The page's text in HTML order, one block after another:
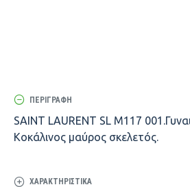
ΠΕΡΙΓΡΑΦΉ
SAINT LAURENT SL M117
Κοκάλινος μαύρος σκελετός.
ΧΑΡΑΚΤΗΡΙΣΤΙΚΆ